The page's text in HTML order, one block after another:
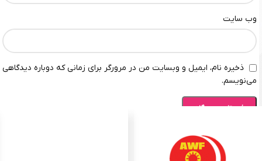
وب‌ سایت
ذخیره نام، ایمیل و وبسایت من در مرورگر برای زمانی که دوباره دیدگاهی
می‌نویسم.